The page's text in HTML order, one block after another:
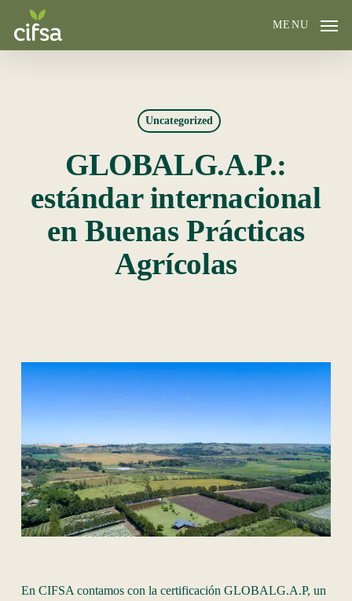
MENU
Uncategorized
GLOBALG.A.P.:
estándar internacional
en Buenas Prácticas
Agrícolas
En CIFSA contamos con la certificación GLOBALG.A.P, un